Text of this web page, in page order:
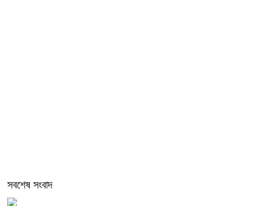
সবশেষ সংবাদ